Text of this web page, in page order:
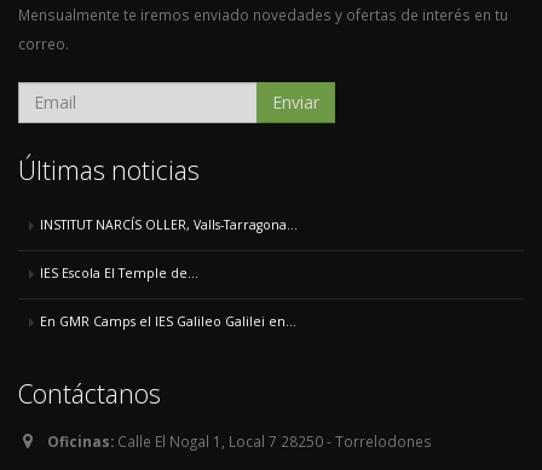
Mensualmente te iremos enviado novedades y ofertas de interés en tu
correo.
Enviar
Últimas noticias
INSTITUT NARCÍS OLLER, Valls-Tarragona...
IES Escola El Temple de...
En GMR Camps el IES Galileo Galilei en...
Contáctanos
Oficinas: Calle El Nogal 1, Local 7 28250 - Torrelodones